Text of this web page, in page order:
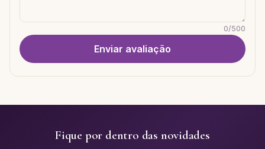
0/500
Enviar avaliação
Fique por dentro das novidades